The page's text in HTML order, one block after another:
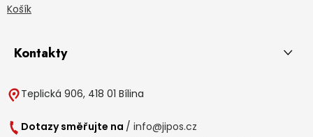
Košík
Kontakty
Teplická 906, 418 01 Bílina
Dotazy směřujte na / info@jipos.cz